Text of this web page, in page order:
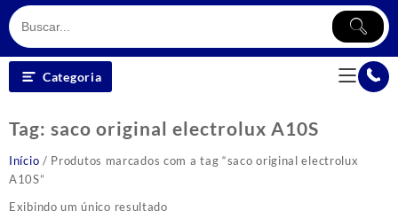
Categoria
Tag: saco original electrolux A10S
Início / Produtos marcados com a tag “saco original electrolux
A10S”
Exibindo um único resultado